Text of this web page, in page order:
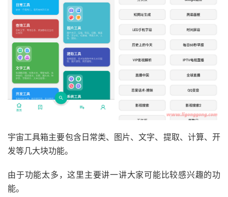
宇宙工具箱主要包含日常类、图片、文字、提取、计算、开
发等几大块功能。
由于功能太多，这里主要讲一讲大家可能比较感兴趣的功
能。